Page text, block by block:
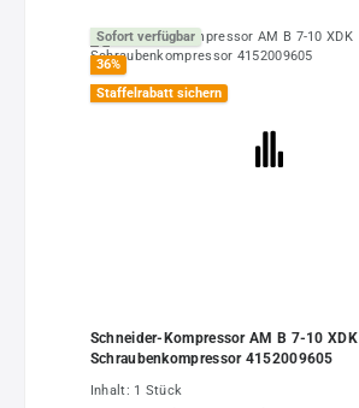
Sofort verfügbar
36%
Staffelrabatt sichern
Schneider-Kompressor AM B 7-10 XDK
Schraubenkompressor 4152009605
Inhalt: 1 Stück